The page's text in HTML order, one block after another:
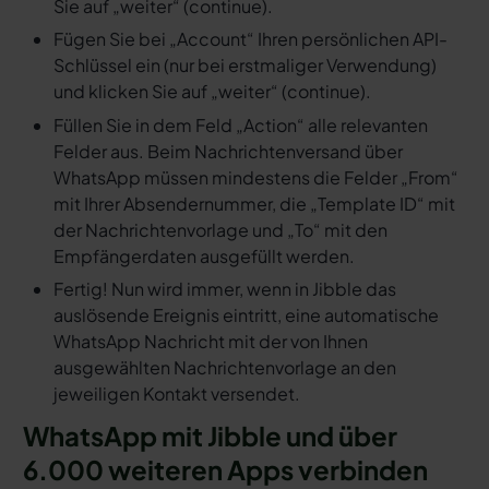
Sie auf „weiter“ (continue).
Fügen Sie bei „Account“ Ihren persönlichen API-
Schlüssel ein (nur bei erstmaliger Verwendung)
und klicken Sie auf „weiter“ (continue).
Füllen Sie in dem Feld „Action“ alle relevanten
Felder aus. Beim Nachrichtenversand über
WhatsApp müssen mindestens die Felder „From“
mit Ihrer Absendernummer, die „Template ID“ mit
der Nachrichtenvorlage und „To“ mit den
Empfängerdaten ausgefüllt werden.
Fertig! Nun wird immer, wenn in Jibble das
auslösende Ereignis eintritt, eine automatische
WhatsApp Nachricht mit der von Ihnen
ausgewählten Nachrichtenvorlage an den
jeweiligen Kontakt versendet.
WhatsApp mit Jibble und über
6.000 weiteren Apps verbinden